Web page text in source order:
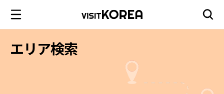
エリア検索